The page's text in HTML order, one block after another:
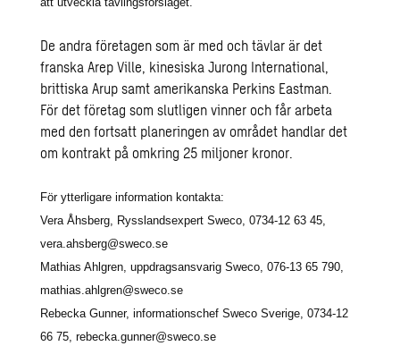
De andra företagen som är med och tävlar är det
franska Arep Ville, kinesiska Jurong International,
brittiska Arup samt amerikanska Perkins Eastman.
För det företag som slutligen vinner och får arbeta
med den fortsatt planeringen av området handlar det
om kontrakt på omkring 25 miljoner kronor.
För ytterligare information kontakta:
Vera Åhsberg, Rysslandsexpert Sweco, 0734-12 63 45,
vera.ahsberg@sweco.se
Mathias Ahlgren, uppdragsansvarig Sweco, 076-13 65 790,
mathias.ahlgren@sweco.se
Rebecka Gunner, informationschef Sweco Sverige, 0734-12
66 75,rebecka.gunner@sweco.se